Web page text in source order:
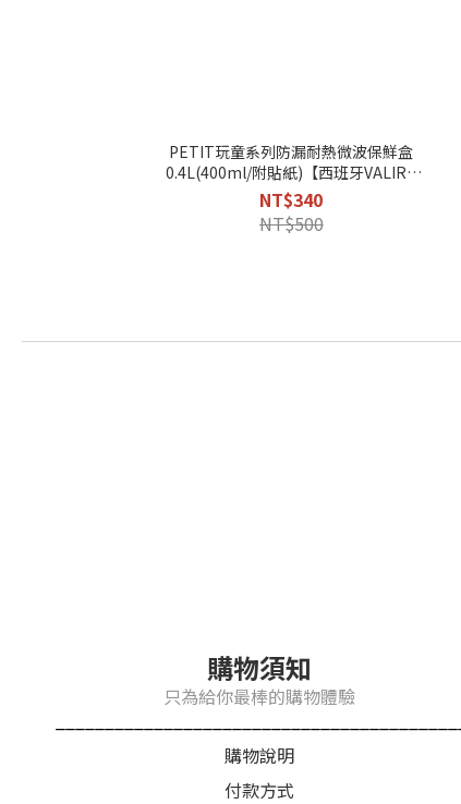
PETIT玩童系列防漏耐熱微波保鮮盒
0.4L(400ml/附貼紙)【西班牙VALIRA
薇拉】
NT$340
NT$500
購物須知
只為給你最棒的購物體驗
購物說明
付款方式